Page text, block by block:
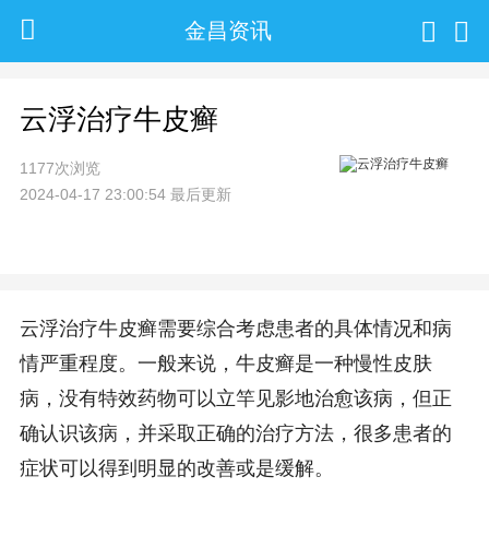
金昌资讯
云浮治疗牛皮癣
1177次浏览
2024-04-17 23:00:54 最后更新
云浮治疗牛皮癣需要综合考虑患者的具体情况和病
情严重程度。一般来说，牛皮癣是一种慢性皮肤
病，没有特效药物可以立竿见影地治愈该病，但正
确认识该病，并采取正确的治疗方法，很多患者的
症状可以得到明显的改善或是缓解。